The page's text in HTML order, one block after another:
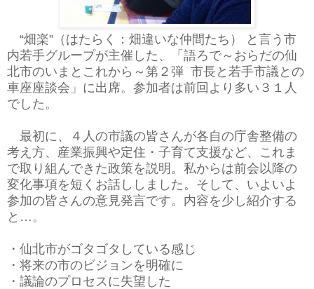
“畑楽”（はたらく：畑違いな仲間たち） と言う市
内若手グループが主催した、「語ろで～おらだの仙
北市のいまとこれから～第２弾 市長と若手市議との
車座座談会」に出席。参加者は前回より多い３１人
でした。
最初に、４人の市議の皆さんが各自の庁舎整備の
考え方、産業振興や定住・子育て支援など、これま
で取り組んできた政策を説明。私からは前会以降の
変化事項を短くお話ししました。そして、いよいよ
参加の皆さんの意見発言です。内容を少し紹介する
と…。
・仙北市がゴタゴタしている感じ
・将来の市のビジョンを明確に
・議論のプロセスに失望した